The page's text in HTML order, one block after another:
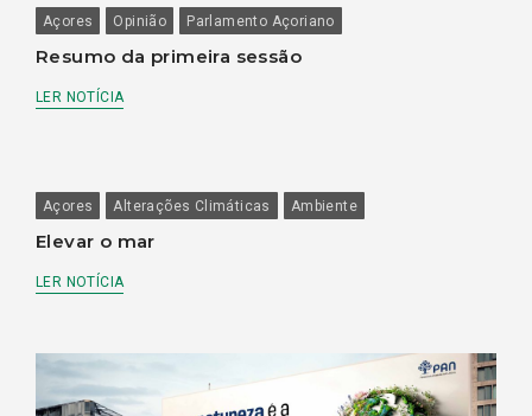
Açores Opinião Parlamento Açoriano
Resumo da primeira sessão
LER NOTÍCIA
Açores Alterações Climáticas Ambiente
Elevar o mar
LER NOTÍCIA